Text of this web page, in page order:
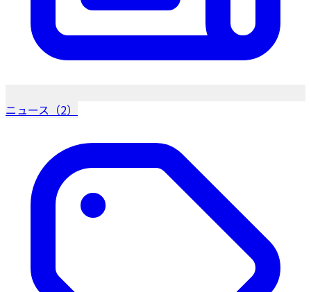
ニュース（2）